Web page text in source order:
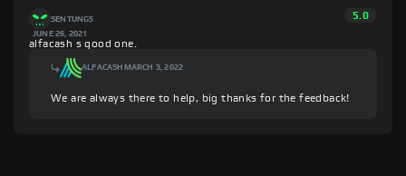
SENTUNG5
JUNE 26, 2021
5.0
alfacash s good one.
ALFACASH MARCH 3, 2022
We are always there to help, big thanks for the feedback!